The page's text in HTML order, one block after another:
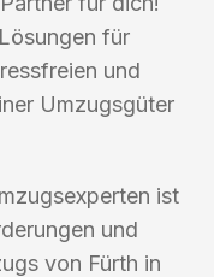
für
und
Umzugsgüter
ist
und
von Fürth in